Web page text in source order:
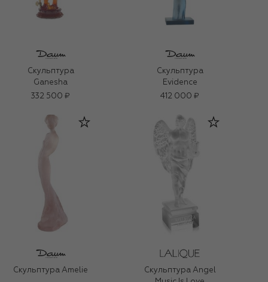
Скульптура
Ganesha
332 500 ₽
Скульптура
Evidence
412 000 ₽
Скульптура Amelie
Скульптура Angel